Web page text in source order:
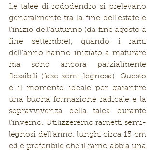
Le talee di rododendro si prelevano
generalmente tra la fine dell’estate e
l’inizio dell’autunno (da fine agosto a
fine settembre), quando i rami
dell’anno hanno iniziato a maturare
ma sono ancora parzialmente
flessibili (fase semi-legnosa). Questo
è il momento ideale per garantire
una buona formazione radicale e la
sopravvivenza della talea durante
l’inverno. Utilizzeremo rametti semi-
legnosi dell’anno, lunghi circa 15 cm
ed è preferibile che il ramo abbia una